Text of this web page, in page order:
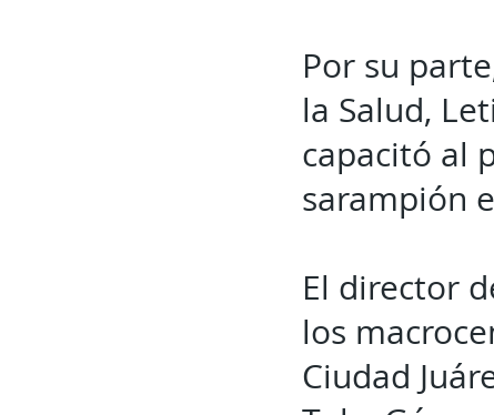
Por su
la Salud,
capacitó al
sarampión
El director
los
Ciudad